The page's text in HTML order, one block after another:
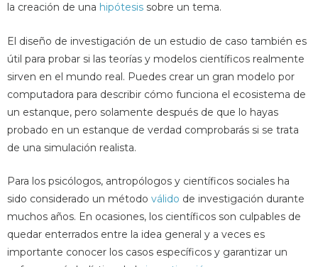
la creación de una hipótesis sobre un tema.
El diseño de investigación de un estudio de caso también es
útil para probar si las teorías y modelos científicos realmente
sirven en el mundo real. Puedes crear un gran modelo por
computadora para describir cómo funciona el ecosistema de
un estanque, pero solamente después de que lo hayas
probado en un estanque de verdad comprobarás si se trata
de una simulación realista.
Para los psicólogos, antropólogos y científicos sociales ha
sido considerado un método válido de investigación durante
muchos años. En ocasiones, los científicos son culpables de
quedar enterrados entre la idea general y a veces es
importante conocer los casos específicos y garantizar un